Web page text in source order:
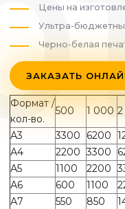
Цены на
Ультра-
Черно-белая
ЗАКАЗАТЬ
Формат /
кол-во.
500 1 000
А3
3300 6200
А4
2200 3300
А5
1100 2200
А6
600 1100
А7
550 850